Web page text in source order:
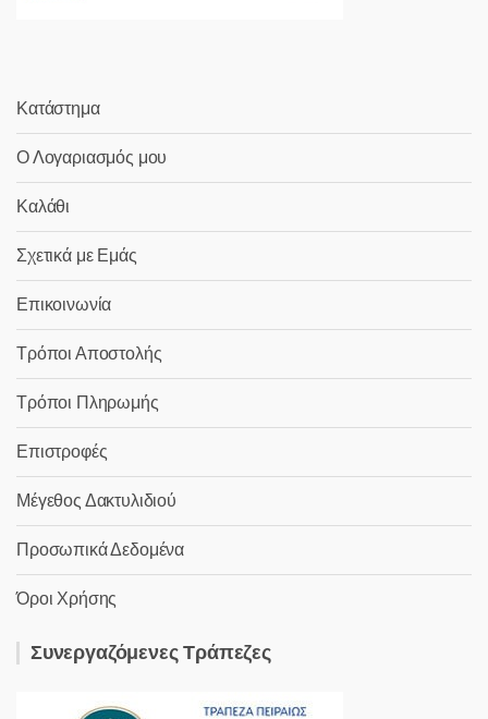
Κατάστημα
Ο Λογαριασμός μου
Καλάθι
Σχετικά με Εμάς
Επικοινωνία
Τρόποι Αποστολής
Τρόποι Πληρωμής
Επιστροφές
Μέγεθος Δακτυλιδιού
Προσωπικά Δεδομένα
Όροι Χρήσης
Συνεργαζόμενες Τράπεζες